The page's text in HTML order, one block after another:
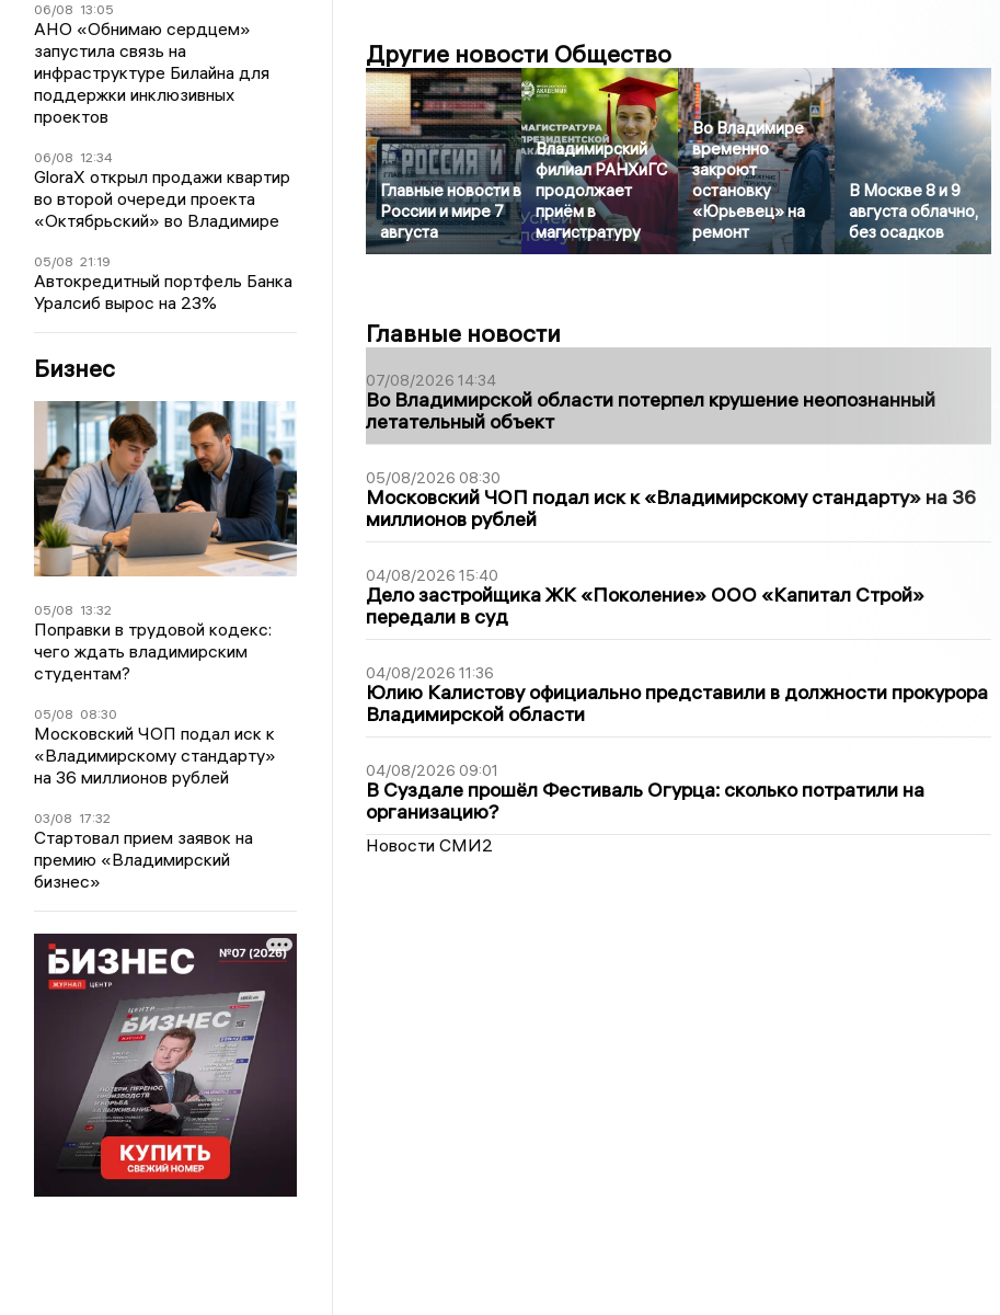
06/08 13:05
АНО «Обнимаю сердцем»
запустила связь на
инфраструктуре Билайна для
поддержки инклюзивных
проектов
06/08 12:34
GloraX открыл продажи квартир
во второй очереди проекта
«Октябрьский» во Владимире
05/08 21:19
Автокредитный портфель Банка
Уралсиб вырос на 23%
Бизнес
05/08 13:32
Поправки в трудовой кодекс:
чего ждать владимирским
студентам?
05/08 08:30
Московский ЧОП подал иск к
«Владимирскому стандарту»
на 36 миллионов рублей
03/08 17:32
Стартовал прием заявок на
премию «Владимирский
бизнес»
Другие новости Общество
Главные новости в
России и мире 7
августа
Владимирский
филиал РАНХиГС
продолжает
приём в
магистратуру
Во Владимире
временно
закроют
остановку
«Юрьевец» на
ремонт
В Москве 8 и 9
августа облачно,
без осадков
Главные новости
07/08/2026 14:34
Во Владимирской области потерпел крушение неопознанный
летательный объект
05/08/2026 08:30
Московский ЧОП подал иск к «Владимирскому стандарту» на 36
миллионов рублей
04/08/2026 15:40
Дело застройщика ЖК «Поколение» ООО «Капитал Строй»
передали в суд
04/08/2026 11:36
Юлию Калистову официально представили в должности прокурора
Владимирской области
04/08/2026 09:01
В Суздале прошёл Фестиваль Огурца: сколько потратили на
организацию?
Новости СМИ2